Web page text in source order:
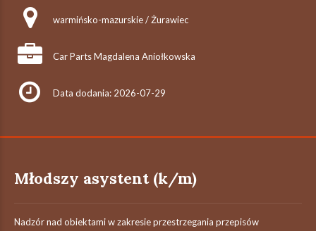
warmińsko-mazurskie / Żurawiec
Car Parts Magdalena Aniołkowska
Data dodania: 2026-07-29
Młodszy asystent (k/m)
Nadzór nad obiektami w zakresie przestrzegania przepisów